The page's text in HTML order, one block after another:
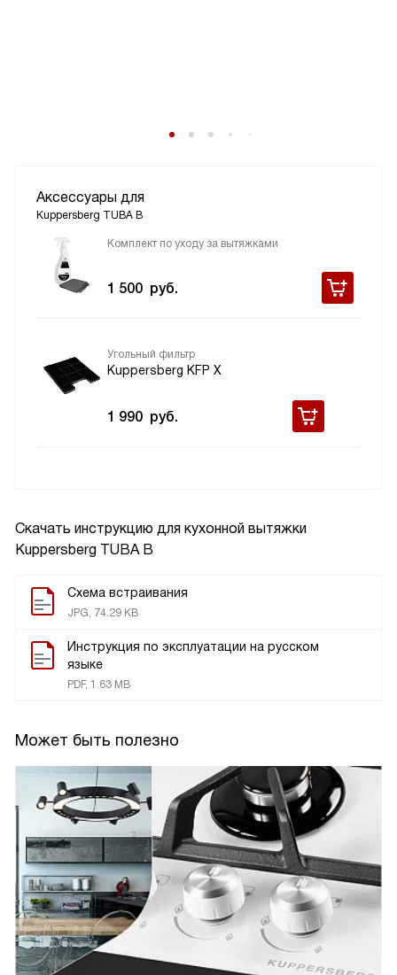
Скачать инструкцию для кухонной вытяжки
Kuppersberg TUBA B
Схема встраивания
JPG, 74.29 KB
Инструкция по эксплуатации на русском
языке
PDF, 1.63 MB
Может быть полезно
Аксессуары для
Kuppersberg TUBA B
Комплект по уходу за вытяжками
1 500 руб.
Угольный фильтр
Kuppersberg KFP X
1 990 руб.